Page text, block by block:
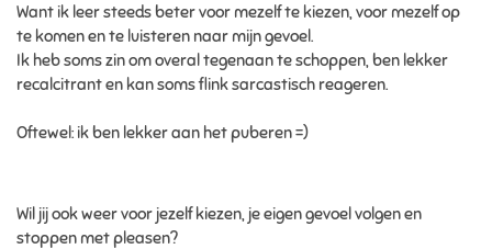
Want ik leer steeds beter voor mezelf te kiezen, voor mezelf op
te komen en te luisteren naar mijn gevoel.
Ik heb soms zin om overal tegenaan te schoppen, ben lekker
recalcitrant en kan soms flink sarcastisch reageren.
Oftewel: ik ben lekker aan het puberen =)
Wil jij ook weer voor jezelf kiezen, je eigen gevoel volgen en
stoppen met pleasen?